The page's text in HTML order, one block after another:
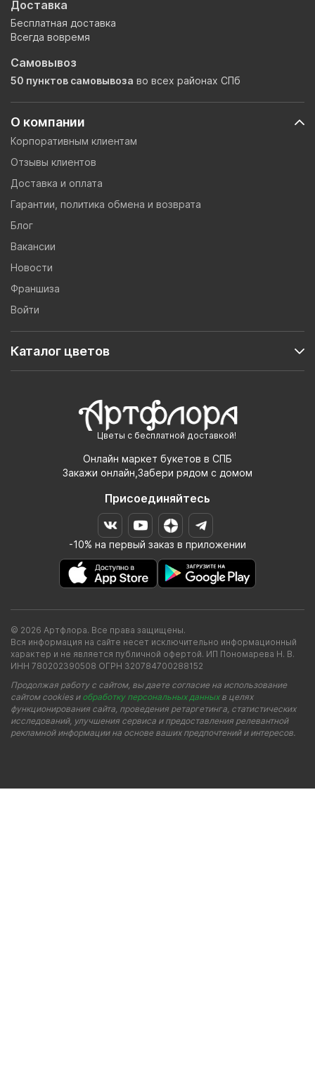
Цветы с бесплатной доставкой!
Онлайн маркет букетов в СПБ
Закажи онлайн,Забери рядом с домом
Присоединяйтесь
-10% на первый заказ в приложении
О компании
Корпоративным клиентам
Отзывы клиентов
Доставка и оплата
Гарантии, политика обмена и возврата
Блог
Вакансии
Новости
Франшиза
Войти
Каталог цветов
Доставка
Бесплатная доставка
Всегда вовремя
Самовывоз
50 пунктов самовывоза во всех районах СПб
© 2026 Артфлора. Все права защищены.
Вся информация на сайте несет исключительно информационный
характер и не является публичной офертой. ИП Пономарева Н. В.
ИНН 780202390508 ОГРН 320784700288152
Продолжая работу с сайтом, вы даете согласие на использование
сайтом cookies и обработку персональных данныхв целях
функционирования сайта, проведения ретаргетинга, статистических
исследований, улучшения сервиса и предоставления релевантной
рекламной информации на основе ваших предпочтений и интересов.